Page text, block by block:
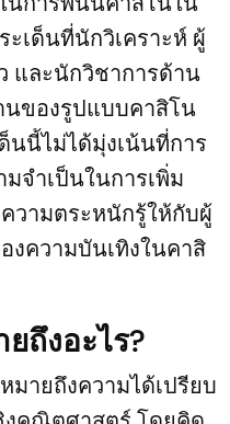
ะเด็นที่นักวิเคราะห์ ผู้
และนักวิชาการด้าน
นของรูปแบบคาสิโน
นนี้ไม่ได้มุ่งเน้นที่การ
จำเป็นในการเพิ่ม
วามตระหนักรู้ให้กับผู้
งความบันเทิงในคาสิ
ถึงอะไร?
มายถึงความได้เปรียบ